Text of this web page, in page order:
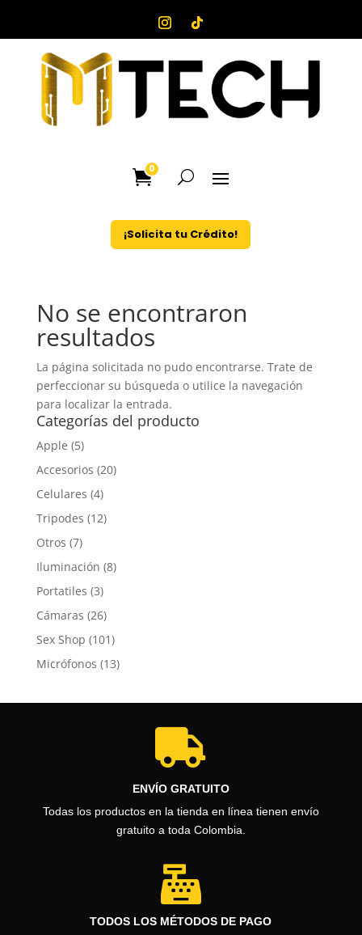
0
¡Solicita tu Crédito!
No se encontraron
resultados
La página solicitada no pudo encontrarse. Trate de
perfeccionar su búsqueda o utilice la navegación
para localizar la entrada.
Categorías del producto
Apple (5)
Accesorios (20)
Celulares (4)
Tripodes (12)
Otros (7)
Iluminación (8)
Portatiles (3)
Cámaras (26)
Sex Shop (101)
Micrófonos (13)

ENVÍO GRATUITO
Todas los productos en la tienda en línea tienen envío
gratuito a toda Colombia.

TODOS LOS MÉTODOS DE PAGO